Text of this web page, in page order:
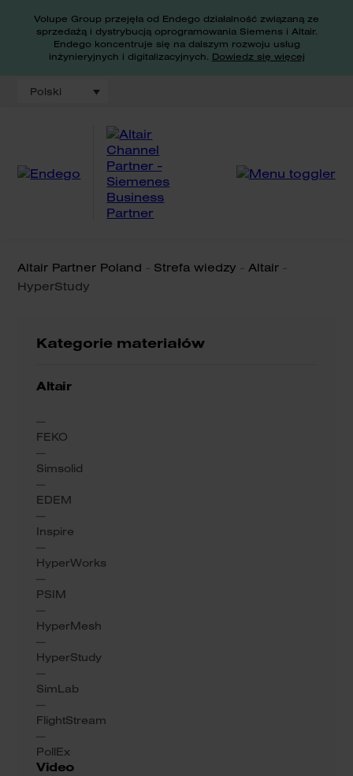
Volupe Group przejęła od Endego działalność związaną ze
sprzedażą i dystrybucją oprogramowania Siemens i Altair.
Endego koncentruje się na dalszym rozwoju usług
inżynieryjnych i digitalizacyjnych. Dowiedz się więcej
Polski
Altair Partner Poland - Strefa wiedzy -Altair -
HyperStudy
Kategorie materiałów
Altair
FEKO
Simsolid
EDEM
Inspire
HyperWorks
PSIM
HyperMesh
HyperStudy
SimLab
FlightStream
PollEx
Video